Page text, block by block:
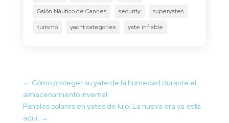
Salón Náutico de Cannes
security
superyates
turismo
yacht categories yate inflable
← Cómo proteger su yate de la humedad durante el
almacenamiento invernal
Paneles solares en yates de lujo: La nueva era ya está
aquí: →